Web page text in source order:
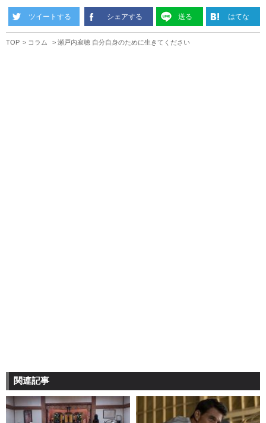
ツイートする シェアする 送る はてな
TOP コラム 瀬戸内寂聴 自分自身のために生きてください
関連記事